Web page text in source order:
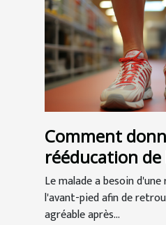
Comment
rééducation
Le malade a besoin
l'avant-pied afin de
agréable après...